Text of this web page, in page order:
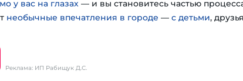
у вас на глазах — и вы становитесь частью
необычные впечатления в городе — с детьми,
Реклама: ИП Рабищук Д.С.